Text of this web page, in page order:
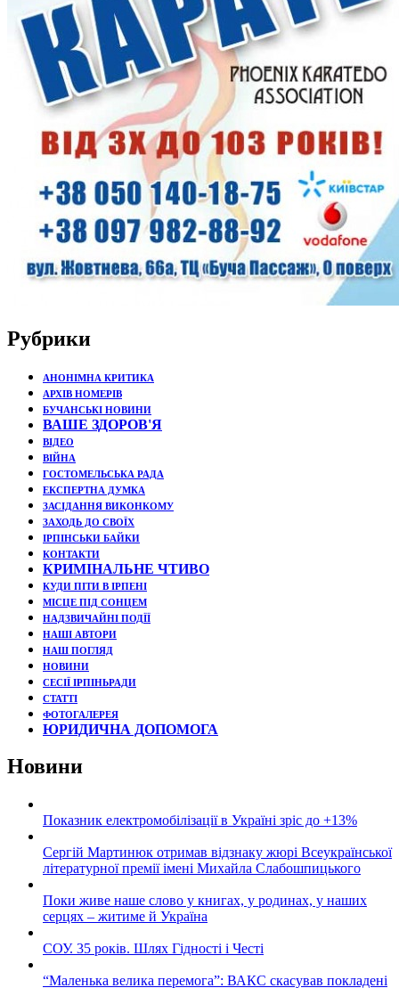
Рубрики
АНОНІМНА КРИТИКА
АРХІВ НОМЕРІВ
БУЧАНСЬКІ НОВИНИ
ВАШЕ ЗДОРОВ'Я
ВІДЕО
ВІЙНА
ГОСТОМЕЛЬСЬКА РАДА
ЕКСПЕРТНА ДУМКА
ЗАСІДАННЯ ВИКОНКОМУ
ЗАХОДЬ ДО СВОЇХ
ІРПІНСЬКИ БАЙКИ
КОНТАКТИ
КРИМІНАЛЬНЕ ЧТИВО
КУДИ ПІТИ В ІРПЕНІ
МІСЦЕ ПІД СОНЦЕМ
НАДЗВИЧАЙНІ ПОДЇЇ
НАШІ АВТОРИ
НАШ ПОГЛЯД
НОВИНИ
СЕСІЇ ІРПІНЬРАДИ
СТАТТІ
ФОТОГАЛЕРЕЯ
ЮРИДИЧНА ДОПОМОГА
Новини
Показник електромобілізації в Україні зріс до +13%
Сергій Мартинюк отримав відзнаку жюрі Всеукраїнської
літературної премії імені Михайла Слабошпицького
Поки живе наше слово у книгах, у родинах, у наших
серцях – житиме й Україна
СОУ. 35 років. Шлях Гідності і Честі
“Маленька велика перемога”: ВАКС скасував покладені